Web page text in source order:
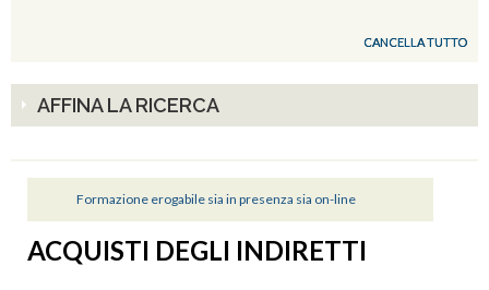
CANCELLA TUTTO
AFFINA LA RICERCA
Formazione erogabile sia in presenza sia on-line
ACQUISTI DEGLI INDIRETTI